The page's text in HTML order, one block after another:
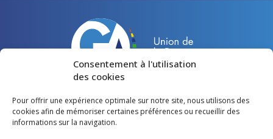
Consentement à l'utilisation
des cookies
Pour offrir une expérience optimale sur notre site, nous utilisons des
cookies afin de mémoriser certaines préférences ou recueillir des
informations sur la navigation.
Accueil
Votre canton
Agir pour la Gironde